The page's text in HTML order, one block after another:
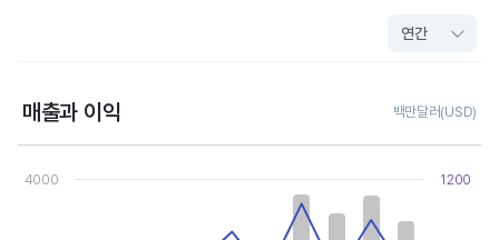
매출과 이익 백만달러(USD)
Chart
View as data table, Chart
The chart has 1 X axis displaying categories.
The chart has 2 Y axes displaying values, and values.
4000 1200